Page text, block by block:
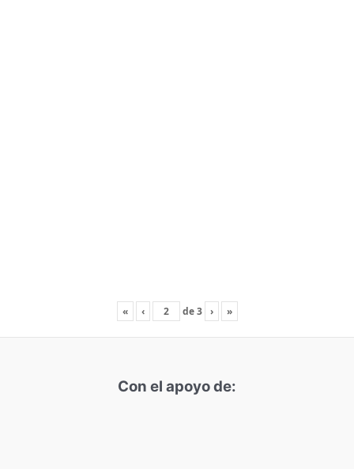
« ‹ de3 › »
Con el apoyo de: